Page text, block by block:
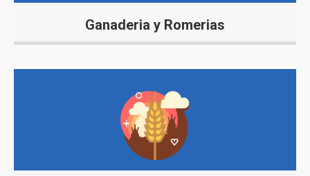
Ganaderia y Romerias